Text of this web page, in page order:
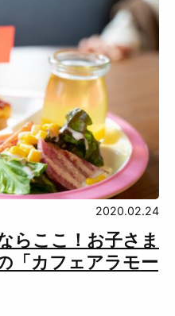
らここ！お子さま
「カフェアラモー
2020.02.24